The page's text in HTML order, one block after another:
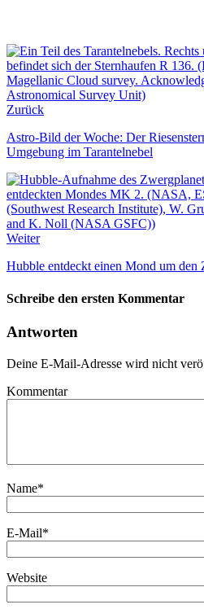
Zurück
Astro-Bild der Woche: Der
Umgebung im Tarantelnebel
Weiter
Hubble entdeckt einen Mond um den
Schreibe den ersten Kommentar
Antworten
Deine E-Mail-Adresse wird nicht
Kommentar
Name*
E-Mail*
Website